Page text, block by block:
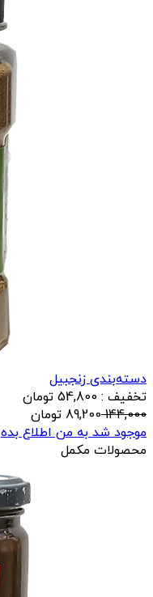
دسته‌بندی زنجبیل
تخفیف : 54,800 تومان
144,000
89,200 تومان
موجود شد به من اطلاع بده
محصولات مکمل